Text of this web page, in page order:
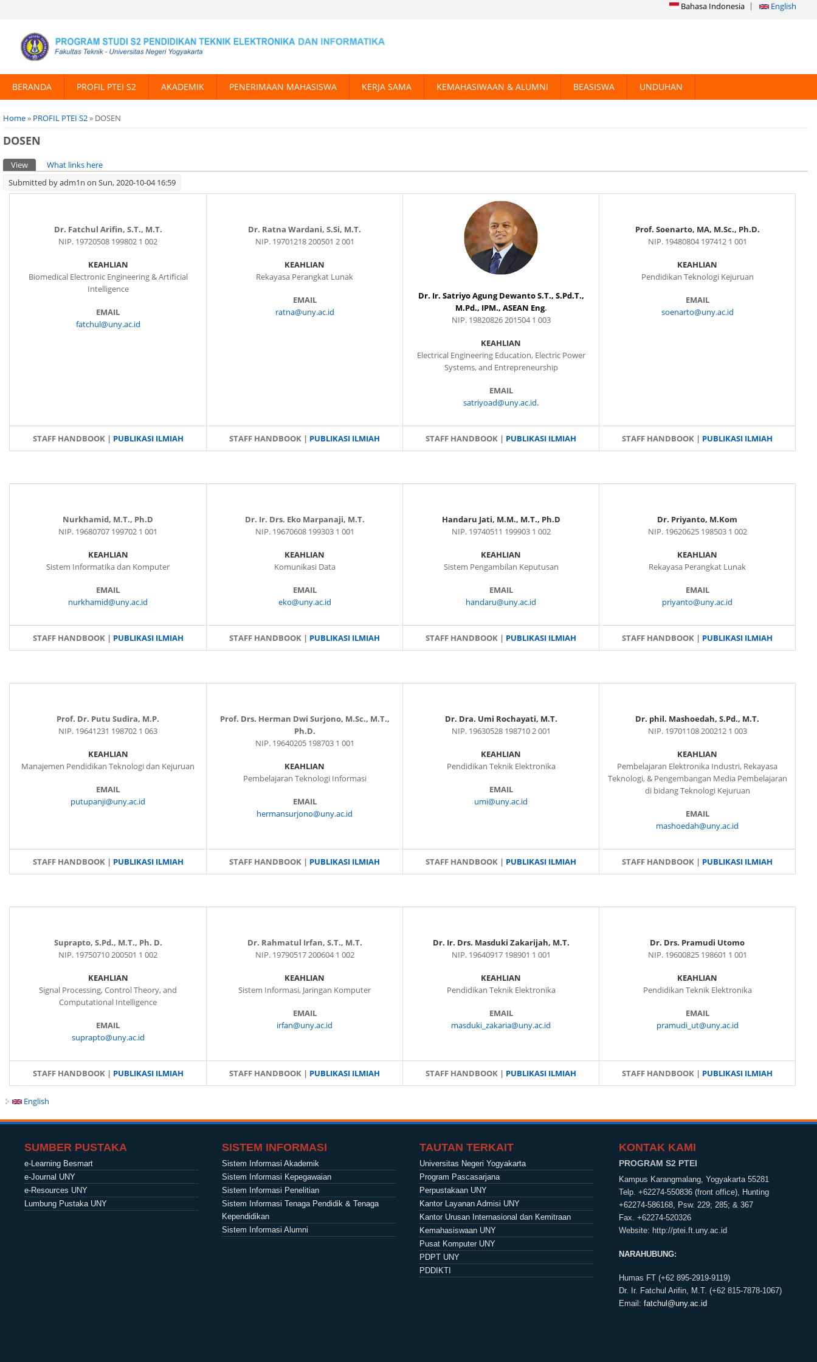
Bahasa Indonesia English
BERANDA PROFIL PTEI S2 AKADEMIK PENERIMAAN MAHASISWA KERJA SAMA KEMAHASIWAAN & ALUMNI BEASISWA UNDUHAN
You are here
Home» PROFIL PTEI S2» DOSEN
DOSEN
Primary tabs
View (active tab)
What links here
Submitted byadm1n on Sun, 2020-10-04 16:59
Dr. Fatchul Arifin, S.T., M.T.
NIP. 19720508 199802 1 002
KEAHLIAN
Biomedical Electronic Engineering & Artificial
Intelligence
EMAIL
fatchul@uny.ac.id
Dr. Ratna Wardani, S.Si, M.T.
NIP. 19701218 200501 2 001
KEAHLIAN
Rekayasa Perangkat Lunak
EMAIL
ratna@uny.ac.id
Dr. Ir. Satriyo Agung Dewanto S.T., S.Pd.T.,
M.Pd., IPM., ASEAN Eng.
NIP. 19820826 201504 1 003
KEAHLIAN
Electrical Engineering Education, Electric Power
Systems, and Entrepreneurship
EMAIL
satriyoad@uny.ac.id.
Prof. Soenarto, MA, M.Sc., Ph.D.
NIP. 19480804 197412 1 001
KEAHLIAN
Pendidikan Teknologi Kejuruan
EMAIL
soenarto@uny.ac.id
STAFF HANDBOOK | PUBLIKASI ILMIAH STAFF HANDBOOK | PUBLIKASI ILMIAH STAFF HANDBOOK | PUBLIKASI ILMIAH STAFF HANDBOOK | PUBLIKASI ILMIAH
Nurkhamid, M.T., Ph.D
NIP. 19680707 199702 1 001
KEAHLIAN
Sistem Informatika dan Komputer
EMAIL
nurkhamid@uny.ac.id
Dr. Ir. Drs. Eko Marpanaji, M.T.
NIP. 19670608 199303 1 001
KEAHLIAN
Komunikasi Data
EMAIL
eko@uny.ac.id
Handaru Jati, M.M., M.T., Ph.D
NIP. 19740511 199903 1 002
KEAHLIAN
Sistem Pengambilan Keputusan
EMAIL
handaru@uny.ac.id
Dr. Priyanto, M.Kom
NIP. 19620625 198503 1 002
KEAHLIAN
Rekayasa Perangkat Lunak
EMAIL
priyanto@uny.ac.id
STAFF HANDBOOK | PUBLIKASI ILMIAH STAFF HANDBOOK | PUBLIKASI ILMIAH STAFF HANDBOOK | PUBLIKASI ILMIAH STAFF HANDBOOK | PUBLIKASI ILMIAH
Prof. Dr. Putu Sudira, M.P.
NIP. 19641231 198702 1 063
KEAHLIAN
Manajemen Pendidikan Teknologi dan Kejuruan
EMAIL
putupanji@uny.ac.id
Prof. Drs. Herman Dwi Surjono, M.Sc., M.T.,
Ph.D.
NIP. 19640205 198703 1 001
KEAHLIAN
Pembelajaran Teknologi Informasi
EMAIL
hermansurjono@uny.ac.id
Dr. Dra. Umi Rochayati, M.T.
NIP. 19630528 198710 2 001
KEAHLIAN
Pendidikan Teknik Elektronika
EMAIL
umi@uny.ac.id
Dr. phil. Mashoedah, S.Pd., M.T.
NIP. 19701108 200212 1 003
KEAHLIAN
Pembelajaran Elektronika Industri, Rekayasa
Teknologi, & Pengembangan Media Pembelajaran
di bidang Teknologi Kejuruan
EMAIL
mashoedah@uny.ac.id
STAFF HANDBOOK | PUBLIKASI ILMIAH STAFF HANDBOOK | PUBLIKASI ILMIAH STAFF HANDBOOK | PUBLIKASI ILMIAH STAFF HANDBOOK | PUBLIKASI ILMIAH
Suprapto, S.Pd., M.T., Ph. D.
NIP. 19750710 200501 1 002
KEAHLIAN
Signal Processing, Control Theory, and
Computational Intelligence
EMAIL
suprapto@uny.ac.id
Dr. Rahmatul Irfan, S.T., M.T.
NIP. 19790517 200604 1 002
KEAHLIAN
Sistem Informasi, Jaringan Komputer
EMAIL
irfan@uny.ac.id
Dr. Ir. Drs. Masduki Zakarijah, M.T.
NIP. 19640917 198901 1 001
KEAHLIAN
Pendidikan Teknik Elektronika
EMAIL
masduki_zakaria@uny.ac.id
Dr. Drs. Pramudi Utomo
NIP. 19600825 198601 1 001
KEAHLIAN
Pendidikan Teknik Elektronika
EMAIL
pramudi_ut@uny.ac.id
STAFF HANDBOOK | PUBLIKASI ILMIAH STAFF HANDBOOK | PUBLIKASI ILMIAH STAFF HANDBOOK | PUBLIKASI ILMIAH STAFF HANDBOOK | PUBLIKASI ILMIAH
English
SUMBER PUSTAKA
e-Learning Besmart
e-Journal UNY
e-Resources UNY
Lumbung Pustaka UNY
SISTEM INFORMASI
Sistem Informasi Akademik
Sistem Informasi Kepegawaian
Sistem Informasi Penelitian
Sistem Informasi Tenaga Pendidik & Tenaga
Kependidikan
Sistem Informasi Alumni
TAUTAN TERKAIT
Universitas Negeri Yogyakarta
Program Pascasarjana
Perpustakaan UNY
Kantor Layanan Admisi UNY
Kantor Urusan Internasional dan Kemitraan
Kemahasiswaan UNY
Pusat Komputer UNY
PDPT UNY
PDDIKTI
KONTAK KAMI
PROGRAM S2 PTEI
Kampus Karangmalang, Yogyakarta 55281
Telp. +62274-550836 (front office), Hunting
+62274-586168, Psw. 229; 285; & 367
Fax. +62274-520326
Website: http://ptei.ft.uny.ac.id
NARAHUBUNG:
Humas FT (+62 895-2919-9119)
Dr. Ir. Fatchul Arifin, M.T. (+62 815-7878-1067)
Email: fatchul@uny.ac.id